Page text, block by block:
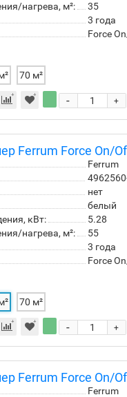
нагрева, м²:
35
3 года
Force
70 м²
+
-
Ferrum Force On/
Ferrum
нет
белый
кВт:
5.28
нагрева, м²:
55
3 года
Force
70 м²
+
-
Ferrum Force On/
Ferrum